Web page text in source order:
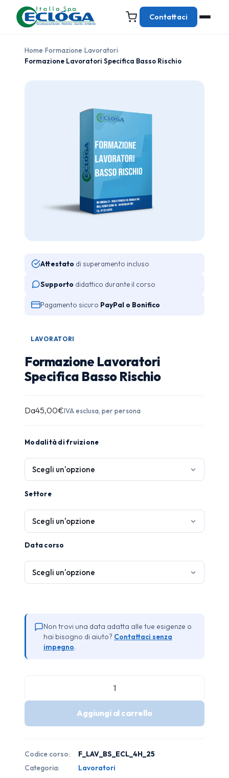
Contattaci
Home›Formazione›Lavoratori›
Formazione Lavoratori Specifica Basso Rischio
Attestato di superamento incluso
Supporto didattico durante il corso
Pagamento sicuro PayPal o Bonifico
LAVORATORI
Formazione Lavoratori
Specifica Basso Rischio
Da45,00€IVA esclusa, per persona
Modalità di fruizione
Settore
Data corso
Non trovi una data adatta alle tue esigenze o
hai bisogno di aiuto? Contattaci senza
impegno.
Lavoratori
quantità
Aggiungi al carrello
Codice corso:
F_LAV_BS_ECL_4H_25
Categoria:
Lavoratori